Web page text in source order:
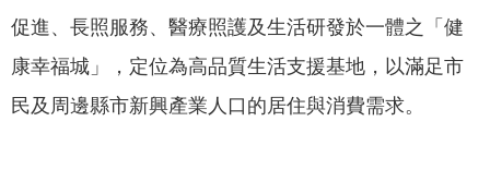
網
站
導
覽
促進、長照服務、醫療照護及生活研發於一體之「健
康幸福城」，定位為高品質生活支援基地，以滿足市
民及周邊縣市新興產業人口的居住與消費需求。